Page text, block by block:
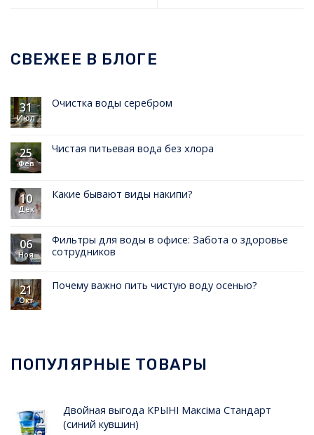
СВЕЖЕЕ В БЛОГЕ
31
Июл
Очистка воды серебром
25
Фев
Чистая питьевая вода без хлора
10
Дек
Какие бывают виды накипи?
06
Ноя
Фильтры для воды в офисе: Забота о здоровье
сотрудников
21
Окт
Почему важно пить чистую воду осенью?
ПОПУЛЯРНЫЕ ТОВАРЫ
Двойная выгода КРЫНI Максiма Стандарт
(синий кувшин)